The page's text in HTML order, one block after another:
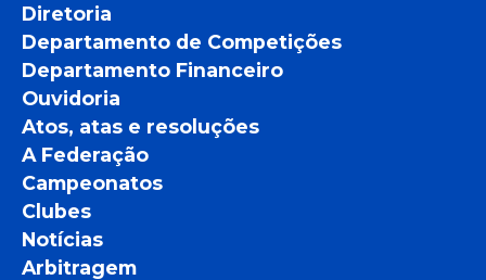
Diretoria
Departamento de Competições
Departamento Financeiro
Ouvidoria
Atos, atas e resoluções
A Federação
Campeonatos
Clubes
Notícias
Arbitragem